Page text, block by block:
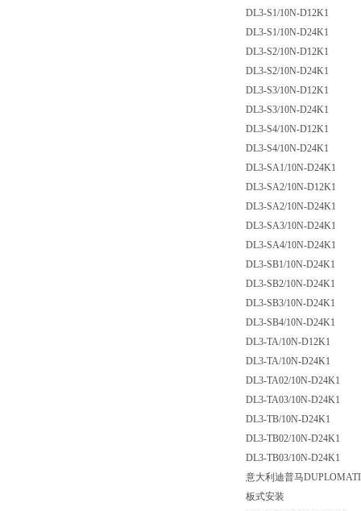
DL3-S1/10N-D12K1
DL3-S1/10N-D24K1
DL3-S2/10N-D12K1
DL3-S2/10N-D24K1
DL3-S3/10N-D12K1
DL3-S3/10N-D24K1
DL3-S4/10N-D12K1
DL3-S4/10N-D24K1
DL3-SA1/10N-D24K1
DL3-SA2/10N-D12K1
DL3-SA2/10N-D24K1
DL3-SA3/10N-D24K1
DL3-SA4/10N-D24K1
DL3-SB1/10N-D24K1
DL3-SB2/10N-D24K1
DL3-SB3/10N-D24K1
DL3-SB4/10N-D24K1
DL3-TA/10N-D12K1
DL3-TA/10N-D24K1
DL3-TA02/10N-D24K1
DL3-TA03/10N-D24K1
DL3-TB/10N-D24K1
DL3-TB02/10N-D24K1
DL3-TB03/10N-D24K1
意大利迪普马
板式安装